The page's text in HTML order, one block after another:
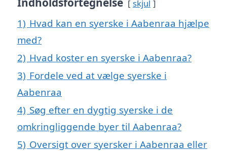
skjul
1) Hvad kan en syerske i Aabenraa hjælpe
med?
2) Hvad koster en syerske i Aabenraa?
3) Fordele ved at vælge syerske i
Aabenraa
4) Søg efter en dygtig syerske i de
omkringliggende byer til Aabenraa?
5) Oversigt over syersker i Aabenraa eller